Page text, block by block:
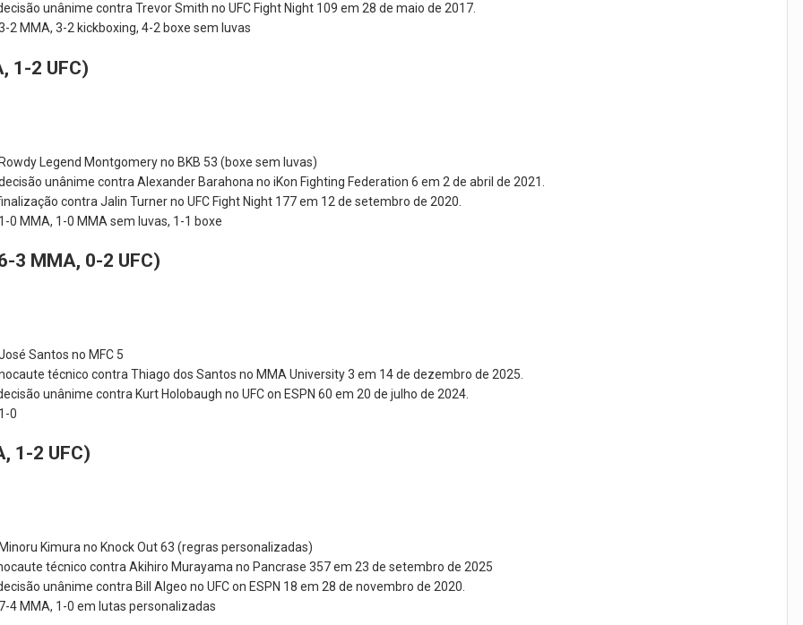
unânime contra Trevor Smith no UFC Fight Night 109 em 28 de maio de 2017.
2 MMA, 3-2 kickboxing, 4-2 boxe sem luvas
1-2 UFC)
Legend Montgomery no BKB 53 (boxe sem luvas)
unânime contra Alexander Barahona no iKon Fighting Federation 6 em 2 de abril de 2021.
contra Jalin Turner no UFC Fight Night 177 em 12 de setembro de 2020.
0 MMA, 1-0 MMA sem luvas, 1-1 boxe
3 MMA, 0-2 UFC)
Santos no MFC 5
técnico contra Thiago dos Santos no MMA University 3 em 14 de dezembro de 2025.
unânime contra Kurt Holobaugh no UFC on ESPN 60 em 20 de julho de 2024.
0
1-2 UFC)
Kimura no Knock Out 63 (regras personalizadas)
técnico contra Akihiro Murayama no Pancrase 357 em 23 de setembro de 2025
unânime contra Bill Algeo no UFC on ESPN 18 em 28 de novembro de 2020.
4 MMA, 1-0 em lutas personalizadas